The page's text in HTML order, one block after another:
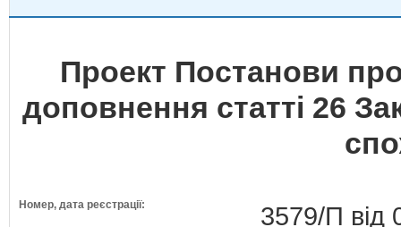
Проект Постанови
доповнення статті 26
Номер, дата реєстрації: 3579/П від